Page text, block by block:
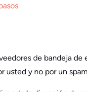
de bandeja de
y no por un